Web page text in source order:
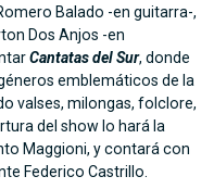
Balado -en guitarra-,
Dos Anjos -en
Cantatas del Sur, donde
emblemáticos de la
valses, milongas, folclore,
del show lo hará la
Maggioni, y contará con
Federico Castrillo.